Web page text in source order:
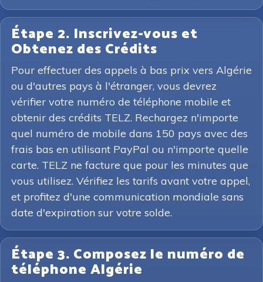
Étape 2. Inscrivez-vous et
Obtenez des Crédits
Pour effectuer des appels à bas prix vers Algérie
ou d'autres pays à l'étranger, vous devrez
vérifier votre numéro de téléphone mobile et
obtenir des crédits TELZ. Rechargez n'importe
quel numéro de mobile dans 150 pays avec des
frais bas en utilisant PayPal ou n'importe quelle
carte. TELZ ne facture que pour les minutes que
vous utilisez. Vérifiez les tarifs avant votre appel,
et profitez d'une communication mondiale sans
date d'expiration sur votre solde.
Étape 3. Composez le numéro de
téléphone Algérie